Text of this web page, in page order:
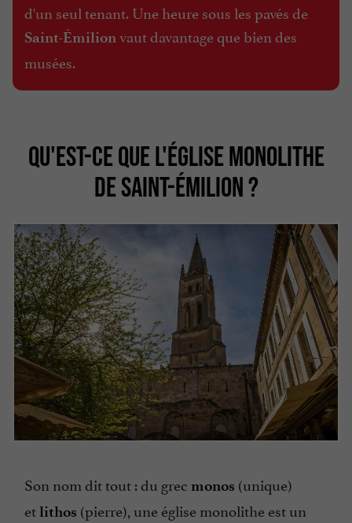
d'un seul tenant. Une heure sous les pavés de
Saint-Émilionvaut davantage que bien des
musées.
QU'EST-CE QUE L'ÉGLISE MONOLITHE
DE SAINT-ÉMILION ?
Son nom dit tout : du grec monos (unique)
etlithos (pierre), une église monolithe est un